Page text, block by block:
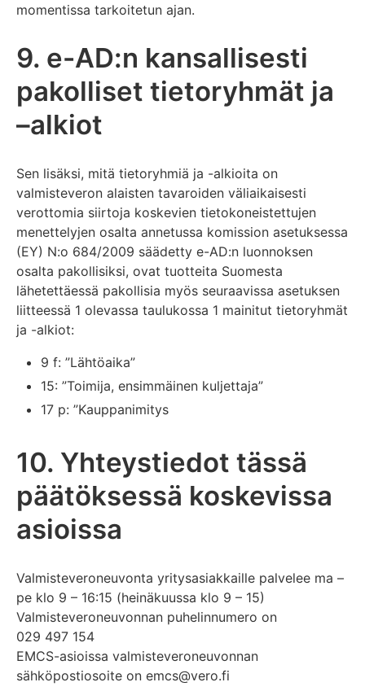
momentissa tarkoitetun ajan.
9. e-AD:n kansallisesti
pakolliset tietoryhmät ja
–alkiot
Sen lisäksi, mitä tietoryhmiä ja -alkioita on
valmisteveron alaisten tavaroiden väliaikaisesti
verottomia siirtoja koskevien tietokoneistettujen
menettelyjen osalta annetussa komission asetuksessa
(EY) N:o 684/2009 säädetty e-AD:n luonnoksen
osalta pakollisiksi, ovat tuotteita Suomesta
lähetettäessä pakollisia myös seuraavissa asetuksen
liitteessä 1 olevassa taulukossa 1 mainitut tietoryhmät
ja -alkiot:
9 f: ”Lähtöaika”
15: ”Toimija, ensimmäinen kuljettaja”
17 p: ”Kauppanimitys
10. Yhteystiedot tässä
päätöksessä koskevissa
asioissa
Valmisteveroneuvonta yritysasiakkaille palvelee ma –
pe klo 9 – 16:15 (heinäkuussa klo 9 – 15)
Valmisteveroneuvonnan puhelinnumero on
029 497 154
EMCS-asioissa valmisteveroneuvonnan
sähköpostiosoite on emcs@vero.fi